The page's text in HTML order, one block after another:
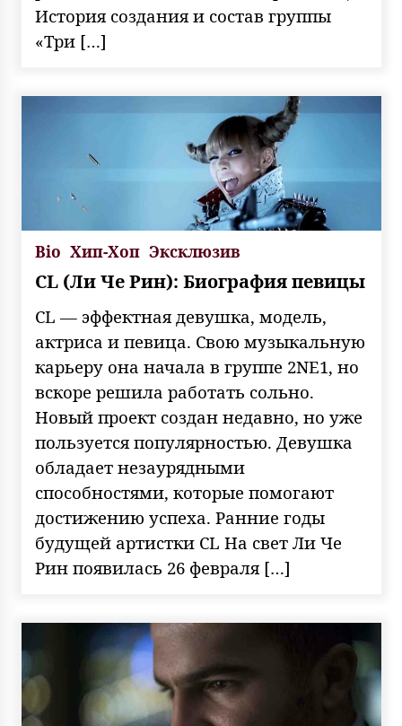
История создания и состав группы
«Три […]
Bio Хип-Хоп Эксклюзив
CL (Ли Че Рин): Биография певицы
CL — эффектная девушка, модель,
актриса и певица. Свою музыкальную
карьеру она начала в группе 2NE1, но
вскоре решила работать сольно.
Новый проект создан недавно, но уже
пользуется популярностью. Девушка
обладает незаурядными
способностями, которые помогают
достижению успеха. Ранние годы
будущей артистки CL На свет Ли Че
Рин появилась 26 февраля […]